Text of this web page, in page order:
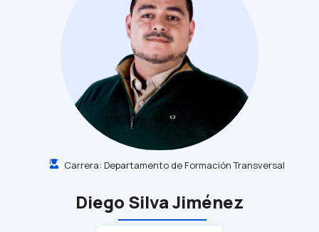
Carrera: Departamento de Formación Transversal
Diego Silva Jiménez